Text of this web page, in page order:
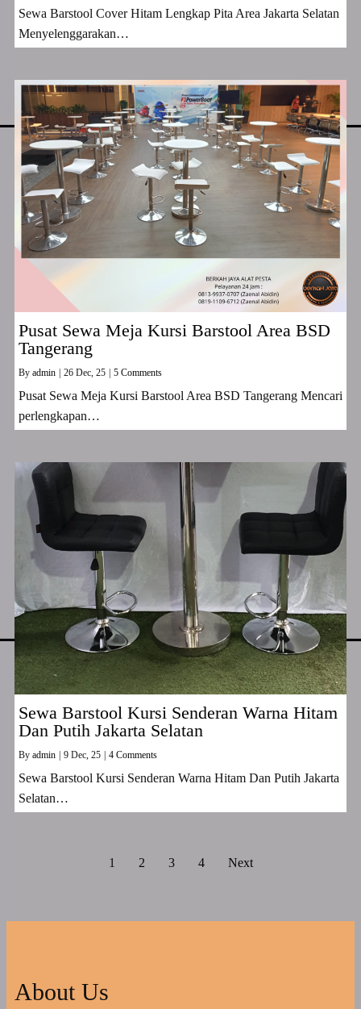
Sewa Barstool Cover Hitam Lengkap Pita Area Jakarta Selatan
Menyelenggarakan…
Pusat Sewa Meja Kursi Barstool Area BSD
Tangerang
By admin 26 Dec, 25 5 Comments
Pusat Sewa Meja Kursi Barstool Area BSD Tangerang Mencari
perlengkapan…
Sewa Barstool Kursi Senderan Warna Hitam
Dan Putih Jakarta Selatan
By admin 9 Dec, 25 4 Comments
Sewa Barstool Kursi Senderan Warna Hitam Dan Putih Jakarta
Selatan…
1 2 3 4 Next
About Us